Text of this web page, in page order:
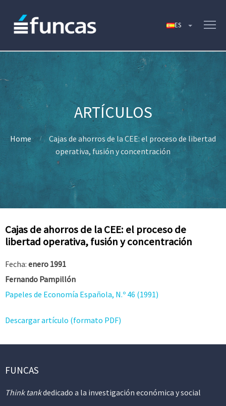
Home
Cajas de ahorros de la CEE: el proceso de libertad
operativa, fusión y concentración
Cajas de ahorros de la CEE: el proceso de
libertad operativa, fusión y concentración
Fecha: enero 1991
Fernando Pampillón
Papeles de Economía Española, N.º 46 (1991)
Descargar artículo (formato PDF)
FUNCAS
Think tankdedicado a la investigación económica y social